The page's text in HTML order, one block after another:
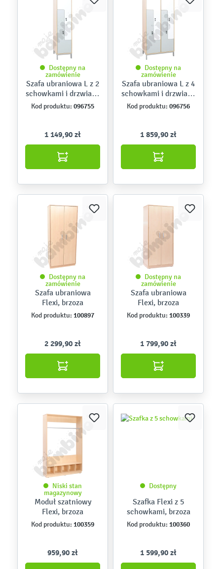
Dostępny na
zamówienie
Szafa ubraniowa L z 2
schowkami i drzwiami
biało-szarymi
Kod produktu: 096755
1 149,90 zł
Dostępny na
zamówienie
Szafa ubraniowa L z 4
schowkami i drzwiami
biało-szarymi
Kod produktu: 096756
1 859,90 zł
Dostępny na
zamówienie
Szafa ubraniowa
Flexi, brzoza
Kod produktu: 100897
2 299,90 zł
Dostępny na
zamówienie
Szafa ubraniowa
Flexi, brzoza
Kod produktu: 100339
1 799,90 zł
Niski stan
magazynowy
Moduł szatniowy
Flexi, brzoza
Kod produktu: 100359
959,90 zł
Dostępny
Szafka Flexi z 5
schowkami, brzoza
Kod produktu: 100360
1 599,90 zł